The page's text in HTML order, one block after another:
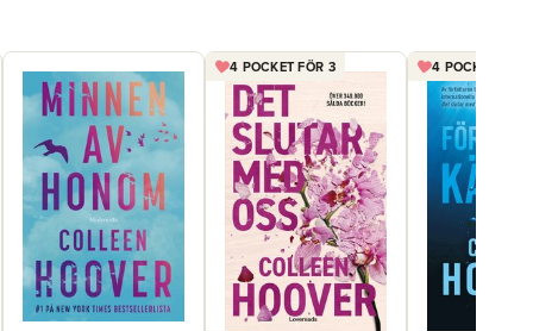
4 POCKET FÖR 3 4 POCKET FÖR